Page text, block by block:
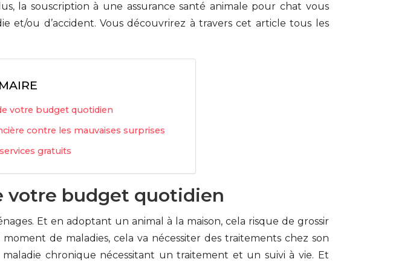
la souscription à une assurance santé animale pour chat vous
et/ou d’accident. Vous découvrirez à travers cet article tous les
votre budget quotidien
contre les mauvaises surprises
gratuits
votre budget quotidien
Et en adoptant un animal à la maison, cela risque de grossir
de maladies, cela va nécessiter des traitements chez son
chronique nécessitant un traitement et un suivi à vie. Et